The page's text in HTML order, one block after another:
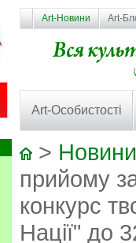
Art-Новини Art-
Art-Особистості
>
прийому
конкурс
Нації" до